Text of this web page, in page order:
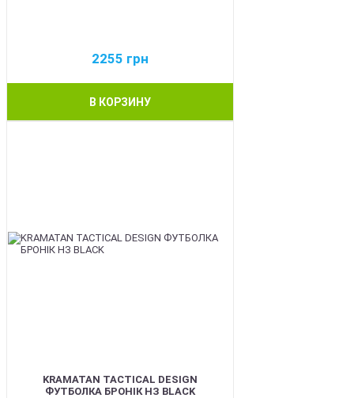
2255 грн
В КОРЗИНУ
KRAMATAN TACTICAL DESIGN
ФУТБОЛКА БРОНІК НЗ BLACK